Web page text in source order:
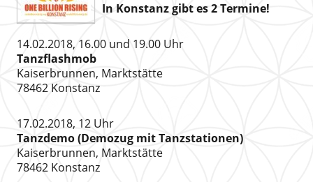
In Konstanz gibt es 2 Termine!
14.02.2018, 16.00 und 19.00 Uhr
Tanzflashmob
Kaiserbrunnen, Marktstätte
78462 Konstanz
17.02.2018, 12 Uhr
Tanzdemo (Demozug mit Tanzstationen)
Kaiserbrunnen, Marktstätte
78462 Konstanz